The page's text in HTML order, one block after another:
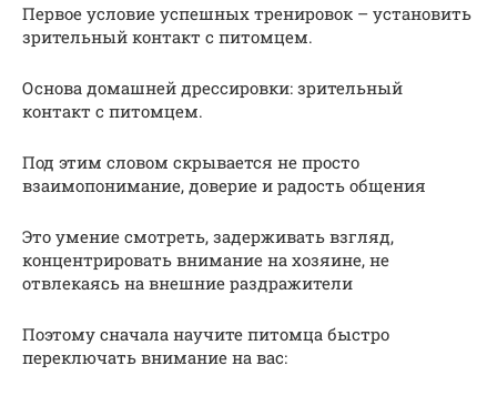
Первое условие успешных тренировок – установить
зрительный контакт с питомцем.
Основа домашней дрессировки: зрительный
контакт с питомцем.
Под этим словом скрывается не просто
взаимопонимание, доверие и радость общения
Это умение смотреть, задерживать взгляд,
концентрировать внимание на хозяине, не
отвлекаясь на внешние раздражители
Поэтому сначала научите питомца быстро
переключать внимание на вас: